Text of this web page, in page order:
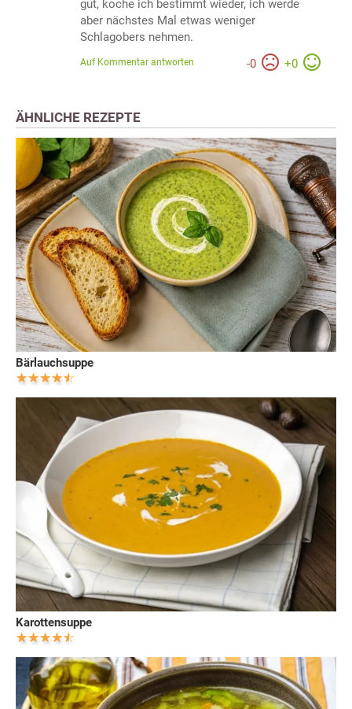
gut, koche ich bestimmt wieder, ich werde
aber nächstes Mal etwas weniger
Schlagobers nehmen.
-0 +0
Auf Kommentar antworten
ÄHNLICHE REZEPTE
Bärlauchsuppe
Karottensuppe